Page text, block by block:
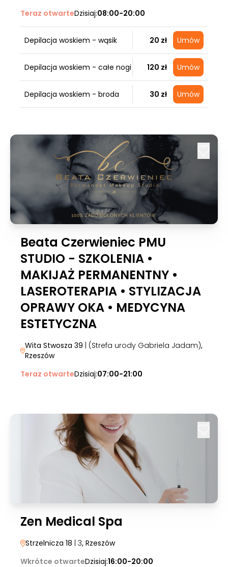
Teraz otwarteDzisiaj:08:00-20:00
Depilacja woskiem - wąsik 20 zł Umów
Depilacja woskiem - całe nogi 120 zł Umów
Depilacja woskiem - broda 30 zł Umów
Beata Czerwieniec PMU
STUDIO - SZKOLENIA •
MAKIJAŻ PERMANENTNY •
LASEROTERAPIA • STYLIZACJA
OPRAWY OKA • MEDYCYNA
ESTETYCZNA
Wita Stwosza 39 | (Strefa urody Gabriela Jadam),
Rzeszów
Teraz otwarteDzisiaj:07:00-21:00
Zen Medical Spa
Strzelnicza 18 | 3, Rzeszów
Wkrótce otwarteDzisiaj:16:00-20:00